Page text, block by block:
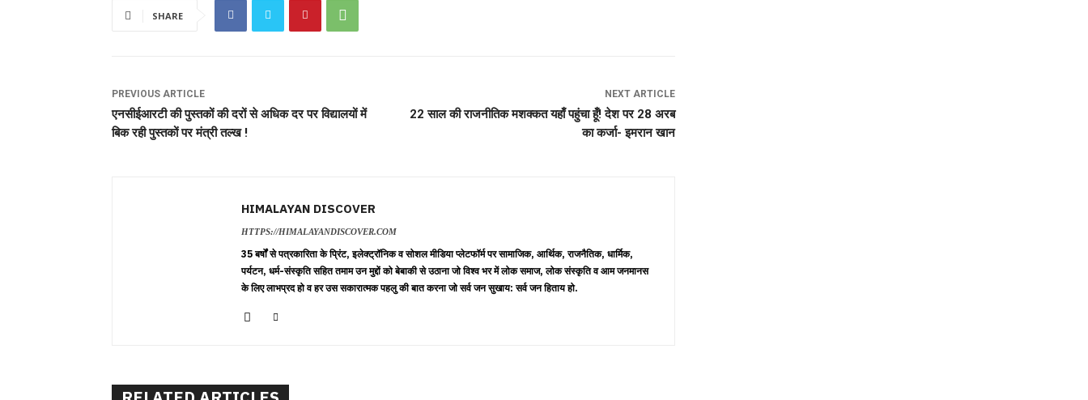
SHARE
PREVIOUS ARTICLE
एनसीईआरटी की पुस्तकों की दरों से अधिक दर पर विद्यालयों में
बिक रही पुस्तकों पर मंत्री तल्ख !
NEXT ARTICLE
22 साल की राजनीतिक मशक्कत यहाँ पहुंचा हूँ! देश पर 28 अरब
का कर्जा- इमरान खान
HIMALAYAN DISCOVER
HTTPS://HIMALAYANDISCOVER.COM
35 बर्षों से पत्रकारिता के प्रिंट, इलेक्ट्रॉनिक व सोशल मीडिया प्लेटफॉर्म पर सामाजिक, आर्थिक, राजनैतिक, धार्मिक,
पर्यटन, धर्म-संस्कृति सहित तमाम उन मुद्दों को बेबाकी से उठाना जो विश्व भर में लोक समाज, लोक संस्कृति व आम जनमानस
के लिए लाभप्रद हो व हर उस सकारात्मक पहलु की बात करना जो सर्व जन सुखाय: सर्व जन हिताय हो.